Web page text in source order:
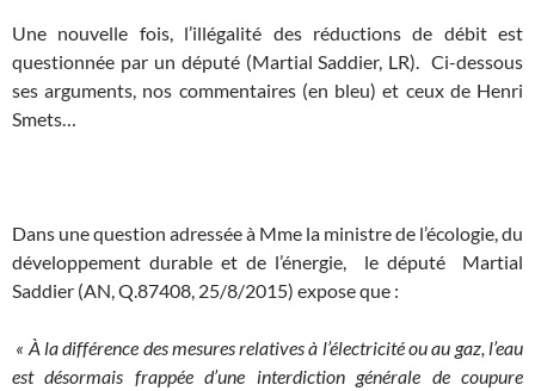
Une nouvelle fois, l’illégalité des réductions de débit est
questionnée par un député (Martial Saddier, LR). Ci-dessous
ses arguments, nos commentaires (en bleu) et ceux de Henri
Smets…
Dans une question adressée à Mme la ministre de l’écologie, du
développement durable et de l’énergie, le député Martial
Saddier (AN, Q.87408, 25/8/2015) expose que :
« À la différence des mesures relatives à l’électricité ou au gaz, l’eau
est désormais frappée d’une interdiction générale de coupure